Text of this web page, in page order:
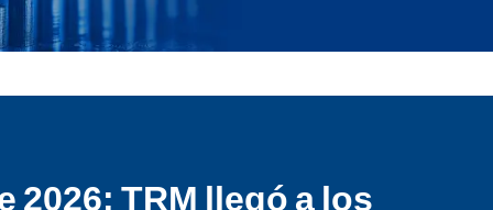
2026: TRM llegó a los